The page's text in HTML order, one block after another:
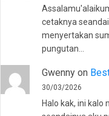
cetaknya
menyertakan
pungutan…
Gwennyon
30/03/2026
Halo kak, ini kalo